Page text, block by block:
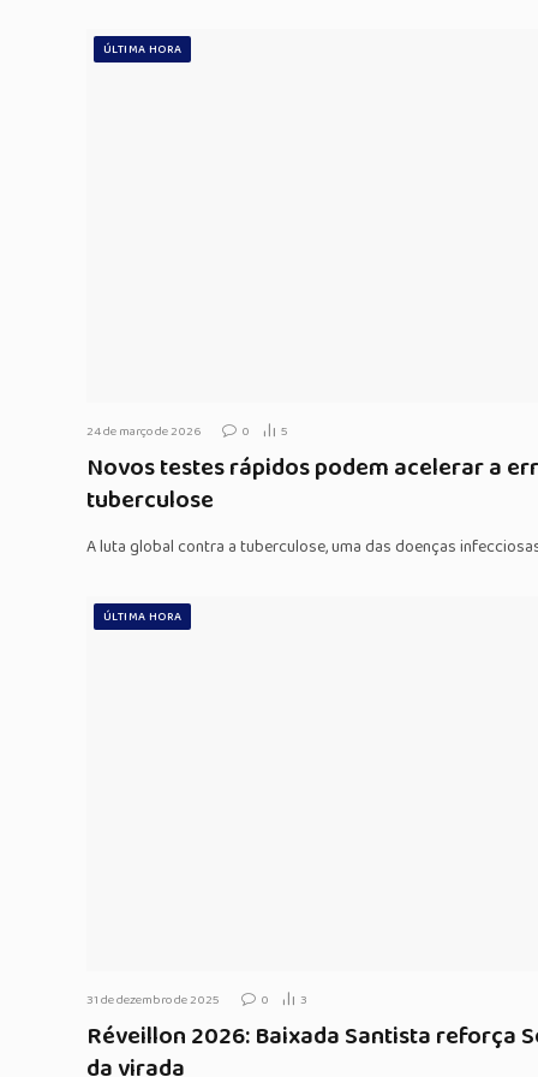
ÚLTIMA HORA
24 de março de 2026 0 5
Novos testes rápidos podem acelerar a
tuberculose
A luta global contra a tuberculose, uma das doenças
ÚLTIMA HORA
31 de dezembro de 2025 0 3
Réveillon 2026: Baixada Santista reforça
da virada